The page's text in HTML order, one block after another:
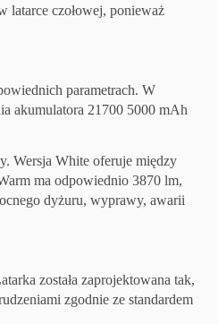
latarce czołowej, ponieważ
parametrach. W
akumulatora 21700 5000 mAh
Wersja White oferuje między
ma odpowiednio 3870 lm,
dyżuru, wyprawy, awarii
została zaprojektowana tak,
zgodnie ze standardem